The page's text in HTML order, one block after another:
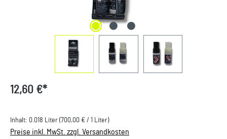
12,60 €*
Inhalt: 0.018 Liter (700,00 € / 1 Liter)
Preise inkl. MwSt. zzgl. Versandkosten